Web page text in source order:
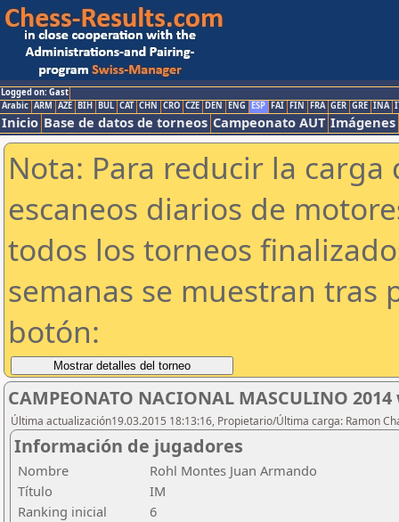
Logged on: Gast
Arabic ARM AZE BIH BUL CAT CHN CRO CZE DEN ENG ESP FAI FIN FRA GER GRE INA
Inicio Base de datos de torneos Campeonato AUT Imágenes
Nota: Para reducir la
escaneos diarios de
todos los torneos
semanas se muestran tras
botón:
CAMPEONATO NACIONAL MASCULINO
Última actualización19.03.2015 18:13:16, Propietario/Última carga: Ramon
Información de jugadores
Nombre
Rohl Montes Juan Armando
Título
IM
Ranking inicial
6